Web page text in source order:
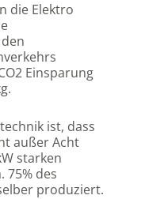
die Elektro
Einsparung
ist, dass
außer Acht
starken
75% des
produziert.